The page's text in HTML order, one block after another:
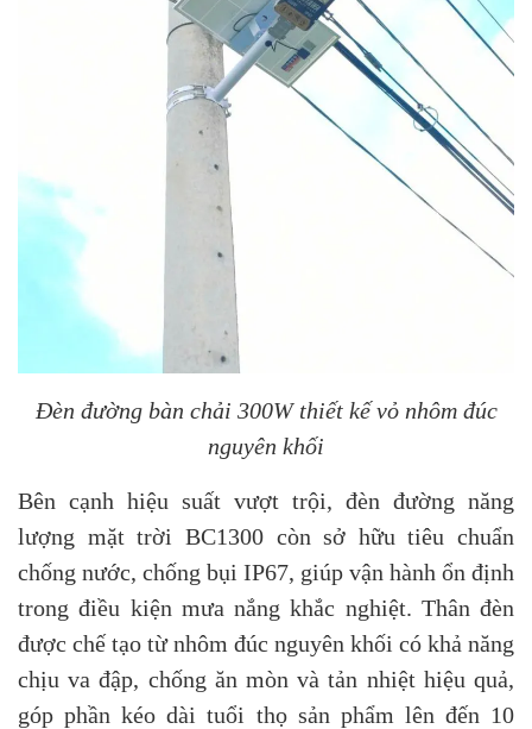
Đèn đường bàn chải 300W thiết kế vỏ nhôm đúc
nguyên khối
Bên cạnh hiệu suất vượt trội, đèn đường năng
lượng mặt trời BC1300 còn sở hữu tiêu chuẩn
chống nước, chống bụi IP67, giúp vận hành ổn định
trong điều kiện mưa nắng khắc nghiệt. Thân đèn
được chế tạo từ nhôm đúc nguyên khối có khả năng
chịu va đập, chống ăn mòn và tản nhiệt hiệu quả,
góp phần kéo dài tuổi thọ sản phẩm lên đến 10